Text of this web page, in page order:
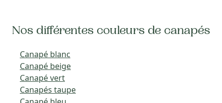
Nos différentes couleurs de canapés
Canapé blanc
Canapé beige
Canapé vert
Canapés taupe